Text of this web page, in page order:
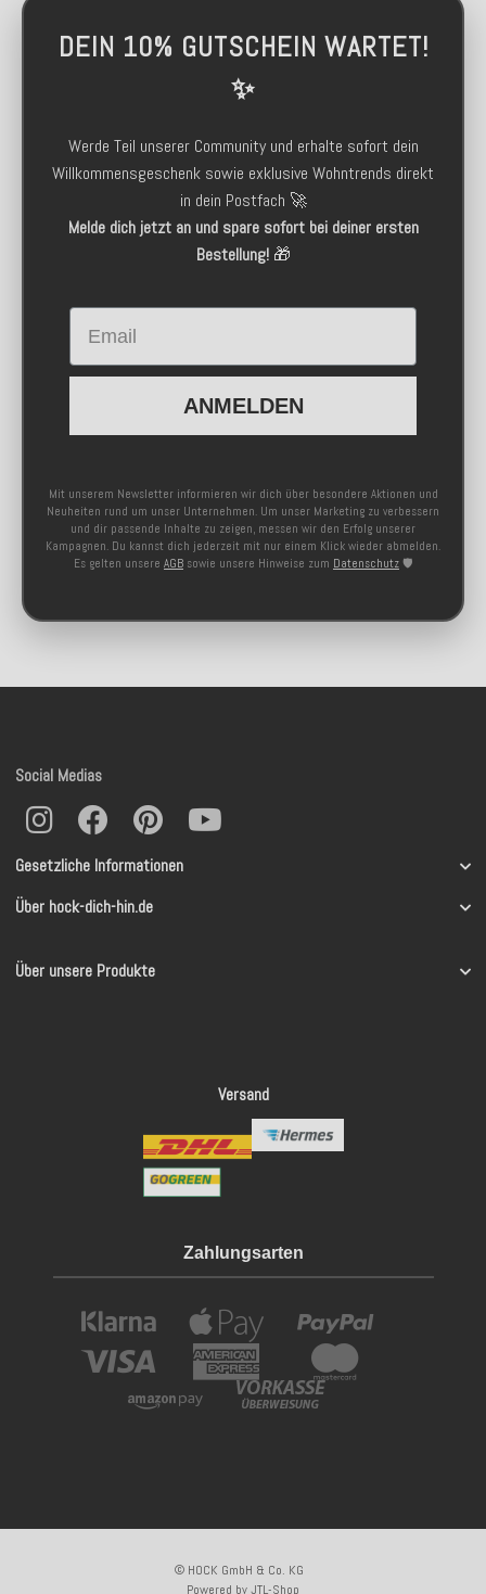
DEIN 10% GUTSCHEIN WARTET!
✨
Werde Teil unserer Community und erhalte sofort dein
Willkommensgeschenk sowie exklusive Wohntrends direkt
in dein Postfach 🚀
Melde dich jetzt an und spare sofort bei deiner ersten
Bestellung!🎁
Email
ANMELDEN
Mit unserem Newsletter informieren wir dich über besondere Aktionen und
Neuheiten rund um unser Unternehmen. Um unser Marketing zu verbessern
und dir passende Inhalte zu zeigen, messen wir den Erfolg unserer
Kampagnen. Du kannst dich jederzeit mit nur einem Klick wieder abmelden.
Es gelten unsere AGB sowie unsere Hinweise zum Datenschutz 🛡️
Gesetzliche Informationen
Über hock-dich-hin.de
Über unsere Produkte
Social Medias
Versand
Zahlungsarten
© HOCK GmbH & Co. KG
Powered byJTL-Shop